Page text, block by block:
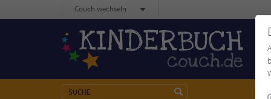
Couch wechseln